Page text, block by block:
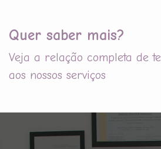
Quer saber mais?
Veja a relação completa de
aos nossos serviços